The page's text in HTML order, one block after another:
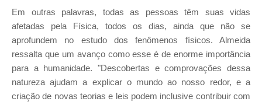
Em outras palavras, todas as pessoas têm suas vidas
afetadas pela Física, todos os dias, ainda que não se
aprofundem no estudo dos fenômenos físicos. Almeida
ressalta que um avanço como esse é de enorme importância
para a humanidade. "Descobertas e comprovações dessa
natureza ajudam a explicar o mundo ao nosso redor, e a
criação de novas teorias e leis podem inclusive contribuir com